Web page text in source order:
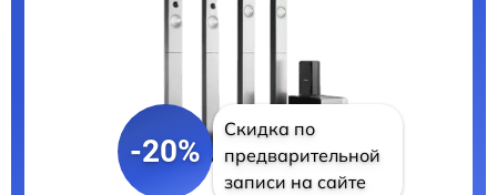
-20%
Скидка по
предварительной
записи на сайте